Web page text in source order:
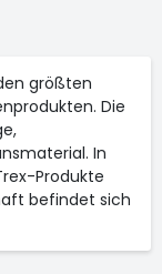
größten
Die
In
Produkte
befindet sich